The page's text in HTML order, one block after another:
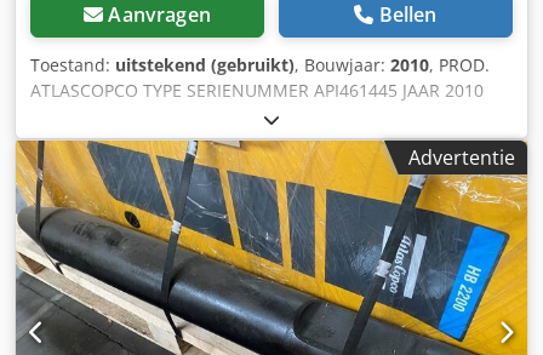
Aanvragen Bellen
Toestand: uitstekend (gebruikt), Bouwjaar: 2010, PROD.
ATLASCOPCO TYPE SERIENUMMER API461445 JAAR 2010
Crsdpfx Aszi T Dxoa Tjf VERMOGEN (kW) 22 CAPACITEIT
(m3/min) 3,61 DRUK (bar) 7,5 UREN (WERK/TOTAAL)
FREQUENTIEOMFORMER nee GEÏNTEGREERDE DROGER
nee WARMTEWISSELAAR nee KOELING (LUCHT/WATER)
lucht OP TANK nee DOCUMENTATIE nee AANSLUITING 1
1/4 NIEUW/GEBRUIKT GEBRUIKT
Advertentie